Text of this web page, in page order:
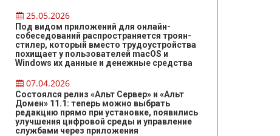
25.05.2026
Под видом приложений для онлайн-
собеседований распространяется троян-
стилер, который вместо трудоустройства
похищает у пользователей macOS и
Windows их данные и денежные средства
07.04.2026
Состоялся релиз «Альт Сервер» и «Альт
Домен» 11.1: теперь можно выбрать
редакцию прямо при установке, появились
улучшения цифровой среды и управление
службами через приложения